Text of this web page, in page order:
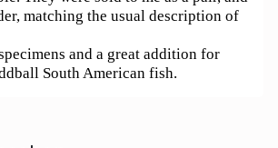
matching the usual description of
and a great addition for
South American fish.